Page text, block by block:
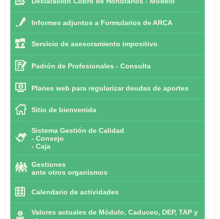
Informes adjuntos a Formularios de ARCA
Servicio de asesoramiento impositivo
Padrón de Profesionales - Consulta
Planes web para regularizar deudas de aportes
Sitio de bienvenida
Sistema Gestión de Calidad
- Consejo
- Caja
Gestiones
ante otros organismos
Calendario de actividades
Valores actuales de Módulo, Caduceo, DEP, TAP y